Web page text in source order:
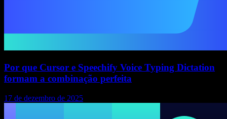
Por que Cursor e Speechify Voice Typing Dictation
formam a combinação perfeita
17 de dezembro de 2025